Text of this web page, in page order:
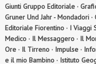
Giunti Gruppo Editoriale ·
Gruner Und Jahr - Mondadori
Editoriale Fiorentino · I Viaggi
Medico · Il Messaggero · Il
Ore · Il Tirreno · Impulse ·
e il mio Bambino · Istituto